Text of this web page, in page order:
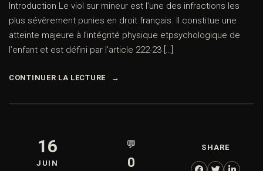
Introduction Le viol sur mineur est l’une des infractions les
plus sévèrement punies en droit français. Il constitue une
atteinte majeure à l’intégrité physique etpsychologique de
l’enfant et est défini par l’article 222-23 […]
CONTINUER LA LECTURE
16
JUIN
💬
0
SHARE